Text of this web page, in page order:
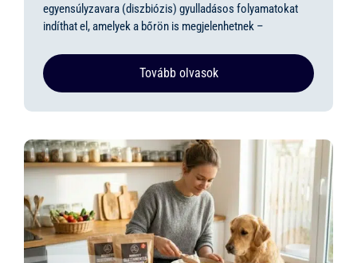
egyensúlyzavara (diszbiózis) gyulladásos folyamatokat
indíthat el, amelyek a bőrön is megjelenhetnek –
Tovább olvasok